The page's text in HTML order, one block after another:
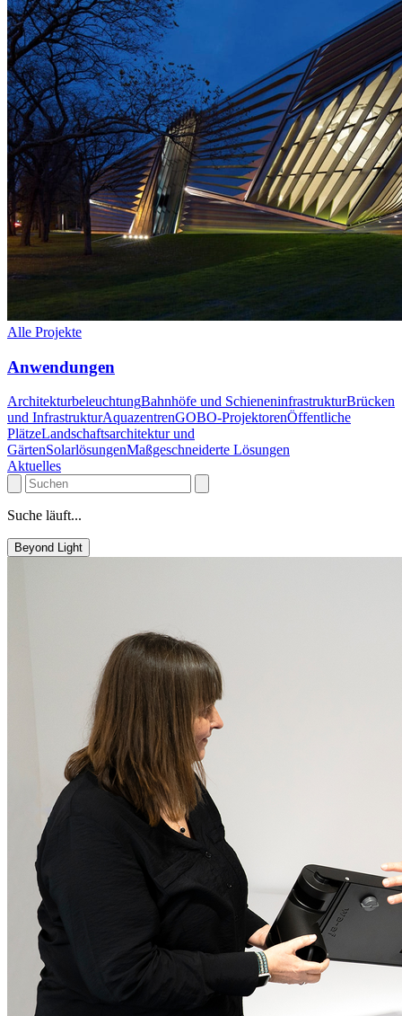
Alle Projekte
Anwendungen
ArchitekturbeleuchtungBahnhöfe und SchieneninfrastrukturBrücken
und InfrastrukturAquazentrenGOBO-ProjektorenÖffentliche
PlätzeLandschaftsarchitektur und
GärtenSolarlösungenMaßgeschneiderte Lösungen
Aktuelles
Suche läuft...
Beyond Light